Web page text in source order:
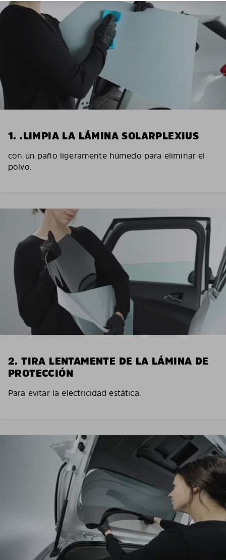
1. .LIMPIA LA LÁMINA SOLARPLEXIUS
con un paño ligeramente húmedo para eliminar el
polvo.
2. TIRA LENTAMENTE DE LA LÁMINA DE
PROTECCIÓN
Para evitar la electricidad estática.